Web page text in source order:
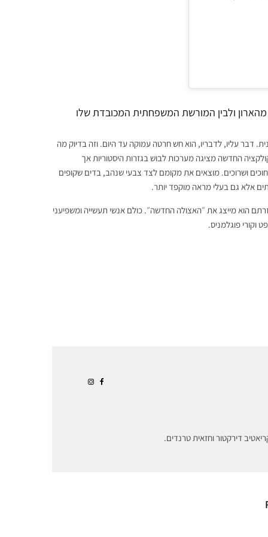
ולבין המורשת המשפחתית המכובדת שלו
דבר עליו, לדבריו, הוא חש חרטה עמוקה עד היום. וזה בדיוק מה
החדשה מציגה מערכות לבוש בגזרות היסטוריות אך
ושרוכים. מוצאים את מקומם לצד צבעי שנהב, בדים שקופים
אלא גם בעלי מראה מוקפד יותר.
הוא מייצג את ״האצולה החדשה״. כולם אנשי תעשייה ומשפיעני
וקורי פוגלמניס.
דירקטור וחזאית טרנדים.